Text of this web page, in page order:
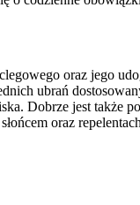
oraz jego
ubrań
Dobrze jest także
oraz